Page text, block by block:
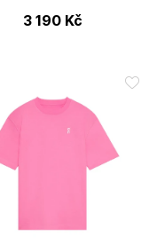
3 190 Kč